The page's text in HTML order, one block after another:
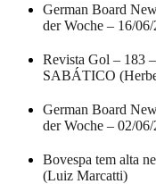
German Board
der Woche – 16/
Revista Gol –
SABÁTICO
German Board
der Woche – 02/
Bovespa tem alta
(Luiz Marcatti)